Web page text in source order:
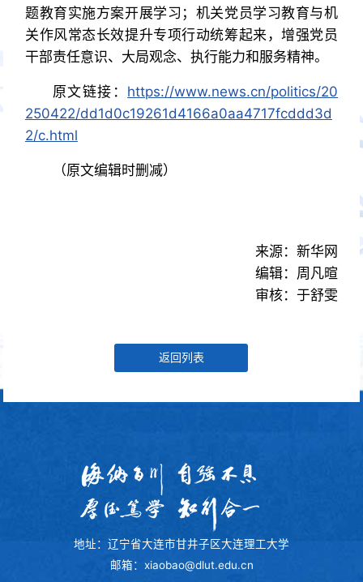
题教育实施方案开展学习；机关党员学习教育与机
关作风常态长效提升专项行动统筹起来，增强党员
干部责任意识、大局观念、执行能力和服务精神。
原文链接： https://www.news.cn/politics/20
250422/dd1d0c19261d4166a0aa4717fcddd3d
2/c.html
（原文编辑时删减）
来源：新华网
编辑：周凡暄
审核：于舒雯
返回列表
地址：辽宁省大连市甘井子区大连理工大学
邮箱：xiaobao@dlut.edu.cn